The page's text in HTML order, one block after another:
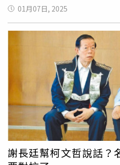
正亮6日在《
》
潛艦國造，國民黨也不是反對
麼一定要今年編？其實這個很
9000億！你能源政策都還沒有
再編9000億？「所以我覺得...
覺得奇怪，你到底在幹嘛？」
種論述出現，就是：輸不起，
這一件，因為看到任雪麗都跳
的，她就出來講說，美國很多
樣是不是太過了？郭正亮強調
恐怖」！任雪麗1980年代就常
對台灣的政治很了解。她現在
民主，真的愈來愈難！我要怎
以呂秀蓮也講話、游盈隆也講
01月07日, 2025
謝長廷幫柯文哲說話？